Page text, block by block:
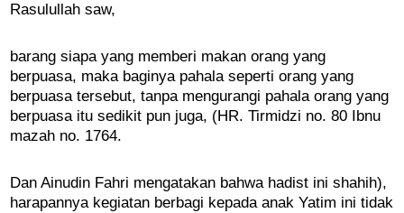
Rasulullah saw,
barang siapa yang memberi makan orang yang
berpuasa, maka baginya pahala seperti orang yang
berpuasa tersebut, tanpa mengurangi pahala orang yang
berpuasa itu sedikit pun juga, (HR. Tirmidzi no. 80 Ibnu
mazah no. 1764.
Dan Ainudin Fahri mengatakan bahwa hadist ini shahih),
harapannya kegiatan berbagi kepada anak Yatim ini tidak